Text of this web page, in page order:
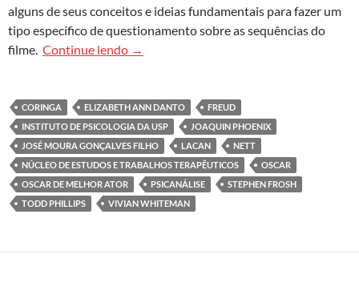
alguns de seus conceitos e ideias fundamentais para fazer um
tipo específico de questionamento sobre as sequências do
filme. Continue lendo A quem interessa manter populações
→
CORINGA ELIZABETH ANN DANTO
FREUD
INSTITUTO DE PSICOLOGIA DA USP
JOAQUIN PHOENIX
JOSÉ MOURA GONÇALVES FILHO
LACAN
NETT
NÚCLEO DE ESTUDOS E TRABALHOS TERAPÊUTICOS
OSCAR
OSCAR DE MELHOR ATOR
PSICANÁLISE
STEPHEN FROSH
TODD PHILLIPS
VIVIAN WHITEMAN